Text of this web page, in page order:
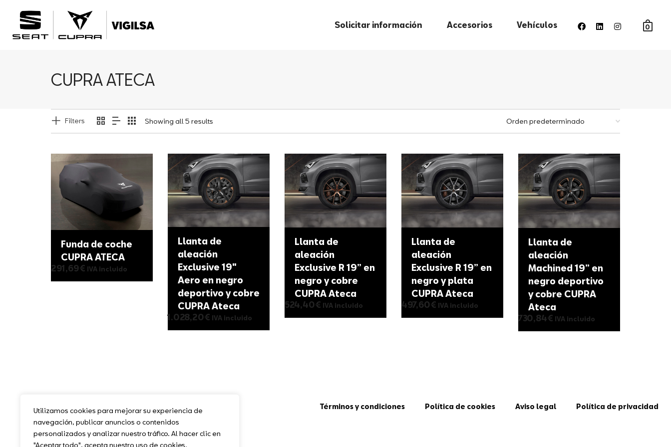
Utilizamos cookies para mejorar su experiencia de
navegación, publicar anuncios o contenidos
personalizados y analizar nuestro tráfico. Al hacer clic en
"Aceptar todo", acepta nuestro uso de cookies.
0
Solicitar información Accesorios Vehículos
CUPRA ATECA
Filters Showing all 5 results
Funda de coche
CUPRA ATECA
291,69€ IVA incluido
Llanta de
aleación
Exclusive 19″
Aero en negro
deportivo y cobre
CUPRA Ateca
1.028,20€ IVA incluido
Llanta de
aleación
Exclusive R 19” en
negro y cobre
CUPRA Ateca
524,40€ IVA incluido
Llanta de
aleación
Exclusive R 19” en
negro y plata
CUPRA Ateca
497,60€ IVA incluido
Llanta de
aleación
Machined 19” en
negro deportivo
y cobre CUPRA
Ateca
730,84€ IVA incluido
Política de privacidad
Aviso legal
Política de cookies
Términos y condiciones